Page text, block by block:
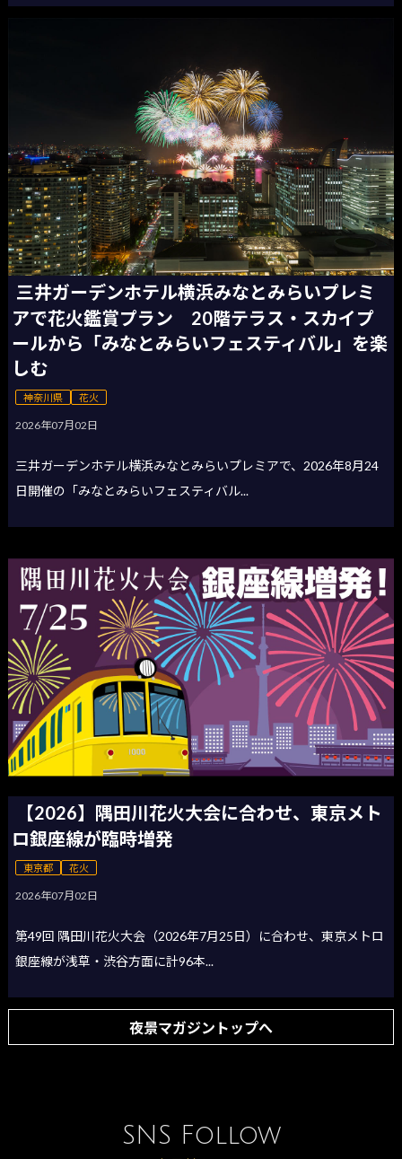
三井ガーデンホテル横浜みなとみらいプレミ
アで花火鑑賞プラン 20階テラス・スカイプ
ールから「みなとみらいフェスティバル」を楽
しむ
神奈川県 花火
2026年07月02日
三井ガーデンホテル横浜みなとみらいプレミアで、2026年8月24
日開催の「みなとみらいフェスティバル...
【2026】隅田川花火大会に合わせ、東京メト
ロ銀座線が臨時増発
東京都 花火
2026年07月02日
第49回 隅田川花火大会（2026年7月25日）に合わせ、東京メトロ
銀座線が浅草・渋谷方面に計96本...
夜景マガジントップへ
SNS Follow